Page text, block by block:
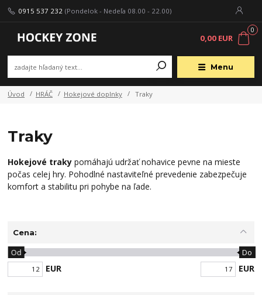
Menu
0915 537 232 (Pondelok - Nedeľa 08.00 - 22.00)
0
0,00 EUR
Úvod HRÁČ Hokejové doplnky Traky
Traky
Hokejové traky pomáhajú udržať nohavice pevne na mieste
počas celej hry. Pohodlné nastaviteľné prevedenie zabezpečuje
komfort a stabilitu pri pohybe na ľade.
Cena:
EUR
Od Do
EUR